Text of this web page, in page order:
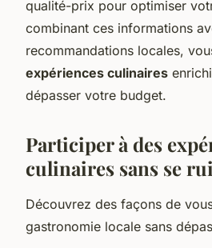
qualité-prix pour optimiser
combinant ces informations
recommandations locales,
expériences culinaires
dépasser votre budget.
Participer à des
culinaires sans se
Découvrez des façons de
gastronomie locale sans